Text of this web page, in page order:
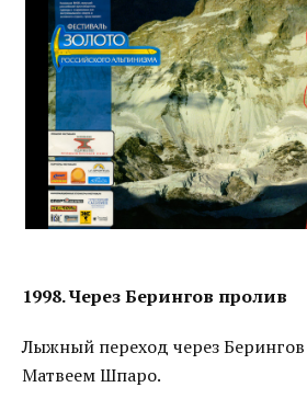
1998. Через Берингов пролив
Лыжный переход через
Матвеем Шпаро.